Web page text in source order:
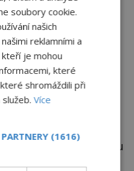
ale že pochází z
střevních
v americkém Ohiu,
Shaakira
legraci z meteorismu
napadne a mlátí ji
soubory cookie.
našich
reklamními a
je mohou
které
shromáždili při
služeb.Více
(1616)